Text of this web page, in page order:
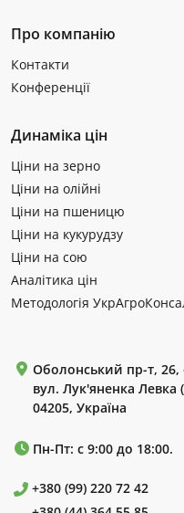
Про компанію
Контакти
Конференції
Динаміка цін
Ціни на зерно
Ціни на олійні
Ціни на пшеницю
Ціни на кукурудзу
Ціни на сою
Аналітика цін
Методологія
Оболонський пр-т, 26,
вул. Лук'яненка Левка
04205, Україна
Пн-Пт: с 9:00 до 18:00.
+380 (99) 220 72 42